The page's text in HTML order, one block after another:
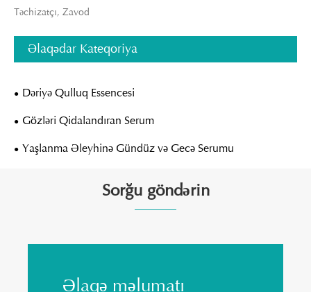
Təchizatçı, Zavod
Əlaqədar Kateqoriya
Dəriyə Qulluq Essencesi
Gözləri Qidalandıran Serum
Yaşlanma Əleyhinə Gündüz və Gecə Serumu
Sorğu göndərin
Əlaqə məlumatı